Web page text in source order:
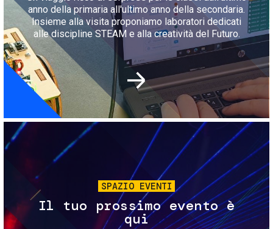
anno della primaria all'ultimo anno della secondaria.
Insieme alla visita proponiamo laboratori dedicati
alle discipline STEAM e alla creatività del Futuro.
Immagine
SPAZIO EVENTI
Il tuo prossimo evento è
qui